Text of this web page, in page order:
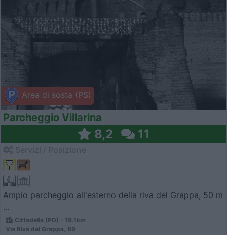
Area di sosta (PS)
Parcheggio Villarina
8,2 11
Ampio parcheggio all'esterno della riva del Grappa, 50 m
...
Cittadella (PD) - 19.1km
Via Riva del Grappa, 89